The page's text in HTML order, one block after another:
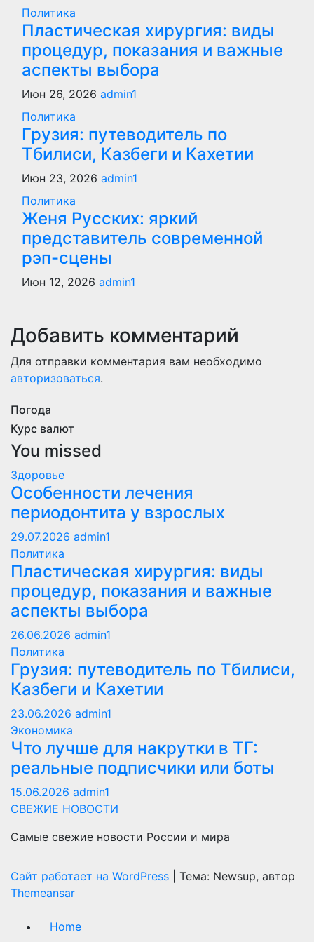
Политика
Пластическая хирургия: виды
процедур, показания и важные
аспекты выбора
Июн 26, 2026 admin1
Политика
Грузия: путеводитель по
Тбилиси, Казбеги и Кахетии
Июн 23, 2026 admin1
Политика
Женя Русских: яркий
представитель современной
рэп-сцены
Июн 12, 2026 admin1
Добавить комментарий
Для отправки комментария вам необходимо
авторизоваться.
Погода
Курс валют
You missed
Здоровье
Особенности лечения
периодонтита у взрослых
29.07.2026 admin1
Политика
Пластическая хирургия: виды
процедур, показания и важные
аспекты выбора
26.06.2026 admin1
Политика
Грузия: путеводитель по Тбилиси,
Казбеги и Кахетии
23.06.2026 admin1
Экономика
Что лучше для накрутки в ТГ:
реальные подписчики или боты
15.06.2026 admin1
СВЕЖИЕ НОВОСТИ
Самые свежие новости России и мира
Сайт работает на WordPress
Тема: Newsup, автор
Themeansar
Home